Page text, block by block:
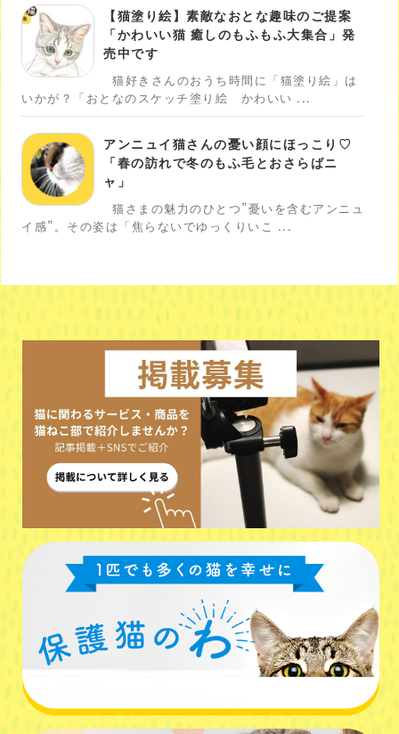
【猫塗り絵】素敵なおとな趣味のご提案
「かわいい猫 癒しのもふもふ大集合」発
売中です
猫好きさんのおうち時間に「猫塗り絵」は
いかが？「おとなのスケッチ塗り絵 かわいい ...
アンニュイ猫さんの憂い顔にほっこり♡
「春の訪れで冬のもふ毛とおさらばニ
ャ」
猫さまの魅力のひとつ”憂いを含むアンニュ
イ感”。その姿は「焦らないでゆっくりいこ ...